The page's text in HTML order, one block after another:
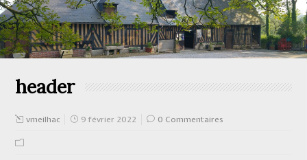
header
vmeilhac 9 février 2022 0 Commentaires